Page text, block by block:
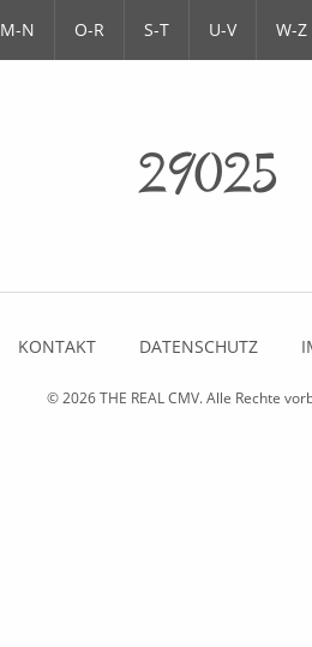
M-N O-R S-T U-V W-Z
29025
KONTAKT DATENSCHUTZ
© 2026THE REAL CMV. Alle Rechte